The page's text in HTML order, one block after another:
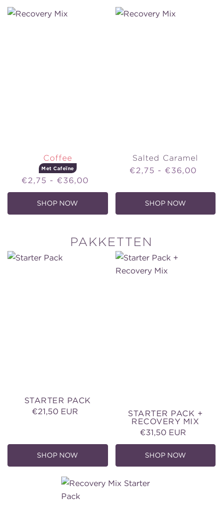
Coffee
Met Cafeïne
Price€2,75 - €36,00
SHOP NOW
,
COFFEE
Salted Caramel
Price€2,75 - €36,00
SHOP NOW
,
SALTED
PAKKETTEN
Starter
STARTER PACK
Normale
€21,50 EUR
SHOP NOW
Starter
Pack
STARTER PACK +
RECOVERY MIX
Normale
prijs
€31,50 EUR
SHOP NOW
Recovery
Mix